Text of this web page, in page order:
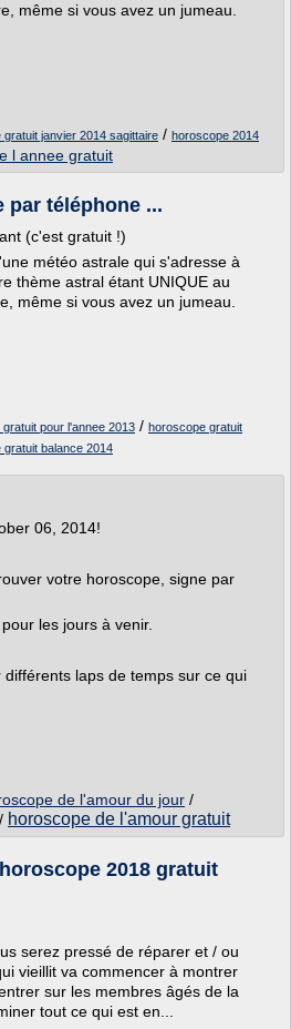
même si vous avez un jumeau.
gratuit janvier 2014 sagittaire / horoscope 2014
l annee gratuit
par téléphone ...
(c'est gratuit !)
météo astrale qui s'adresse à
thème astral étant UNIQUE au
même si vous avez un jumeau.
pour l'annee 2013 / horoscope gratuit
gratuit balance 2014
06, 2014!
votre horoscope, signe par
les jours à venir.
laps de temps sur ce qui
de l'amour du jour /
/ horoscope de l'amour gratuit
2018 gratuit
serez pressé de réparer et / ou
vieillit va commencer à montrer
sur les membres âgés de la
tout ce qui est en...